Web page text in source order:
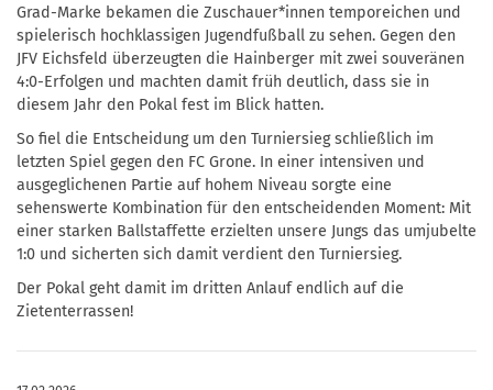
Grad-Marke bekamen die Zuschauer*innen temporeichen und
spielerisch hochklassigen Jugendfußball zu sehen. Gegen den
JFV Eichsfeld überzeugten die Hainberger mit zwei souveränen
4:0-Erfolgen und machten damit früh deutlich, dass sie in
diesem Jahr den Pokal fest im Blick hatten.
So fiel die Entscheidung um den Turniersieg schließlich im
letzten Spiel gegen den FC Grone. In einer intensiven und
ausgeglichenen Partie auf hohem Niveau sorgte eine
sehenswerte Kombination für den entscheidenden Moment: Mit
einer starken Ballstaffette erzielten unsere Jungs das umjubelte
1:0 und sicherten sich damit verdient den Turniersieg.
Der Pokal geht damit im dritten Anlauf endlich auf die
Zietenterrassen!